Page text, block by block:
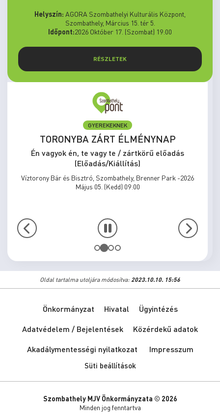
Helyszín: AGORA Szombathelyi Kulturális Központ,
Szombathely, Március 15. tér 5.
Időpont:2026 Október 17. (Szombat) 19:00
RÉSZLETEK
GYEREKEKNEK
TORONYBA ZÁRT ÉLMÉNYNAP
Én vagyok én, te vagy te / zártkörű előadás
(Előadás/Kiállítás)
Víztorony Bár és Bisztró, Szombathely, Brenner Park -2026
Május 05. (Kedd) 09:00
Oldal tartalma utoljára módosítva: 2023.10.10. 15:56
Önkormányzat Hivatal
Ügyintézés
Adatvédelem / Bejelentések
Közérdekű adatok
Akadálymentességi nyilatkozat
Impresszum
Süti beállítások
Szombathely MJV Önkormányzata © 2026
Minden jog fenntartva